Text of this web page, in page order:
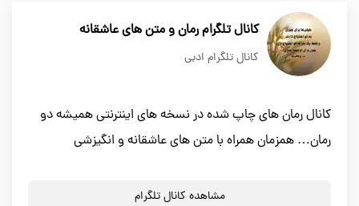
کانال تلگرام رمان و متن های عاشقانه
کانال تلگرام ادبی
کانال رمان های چاپ شده در نسخه های اینترنتی همیشه دو
رمان… همزمان همراه با متن های عاشقانه و انگیزشی
مشاهده کانال تلگرام